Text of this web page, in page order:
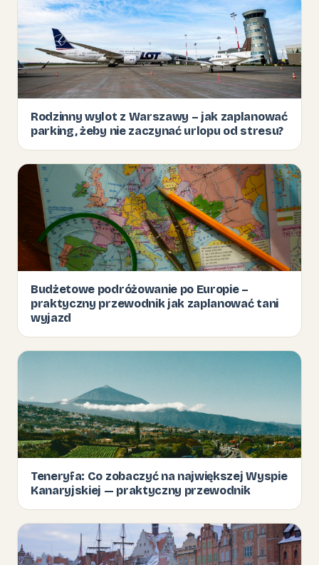
Rodzinny wylot z Warszawy – jak zaplanować
parking, żeby nie zaczynać urlopu od stresu?
Budżetowe podróżowanie po Europie –
praktyczny przewodnik jak zaplanować tani
wyjazd
Teneryfa: Co zobaczyć na największej Wyspie
Kanaryjskiej — praktyczny przewodnik